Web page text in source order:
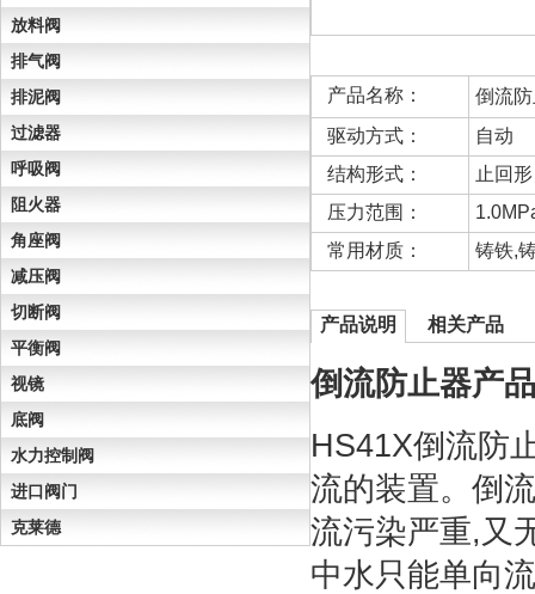
放料阀
排气阀
排泥阀
过滤器
呼吸阀
阻火器
角座阀
减压阀
切断阀
平衡阀
视镜
底阀
水力控制阀
进口阀门
克莱德
产品名称：
倒流
驱动方式：
自动
结构形式：
止回形
压力范围：
常用材质：
铸铁,
产品说明 相关产品
倒流防止器产
HS41X倒流防
流的装置。倒
流污染严重,又
中水只能单向